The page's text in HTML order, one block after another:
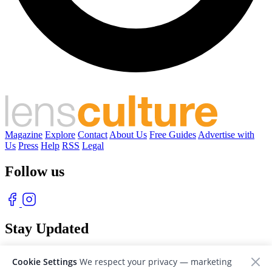
Magazine Explore Contact About Us Free Guides Advertise with
Us Press Help RSS Legal
Follow us
Stay Updated
Cookie Settings We respect your privacy — marketing